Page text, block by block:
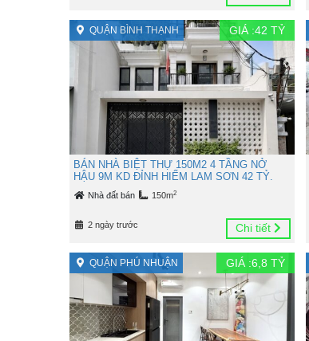
QUẬN BÌNH THẠNH GIÁ :42 TỶ
BÁN NHÀ BIỆT THỰ 150M2 4 TẦNG NỞ
HẬU 9M KD ĐỈNH HIẾM LAM SƠN 42 TỶ.
Nhà đất bán 150m2
2 ngày trước Chi tiết
QUẬN PHÚ NHUẬN GIÁ :6,8 TỶ